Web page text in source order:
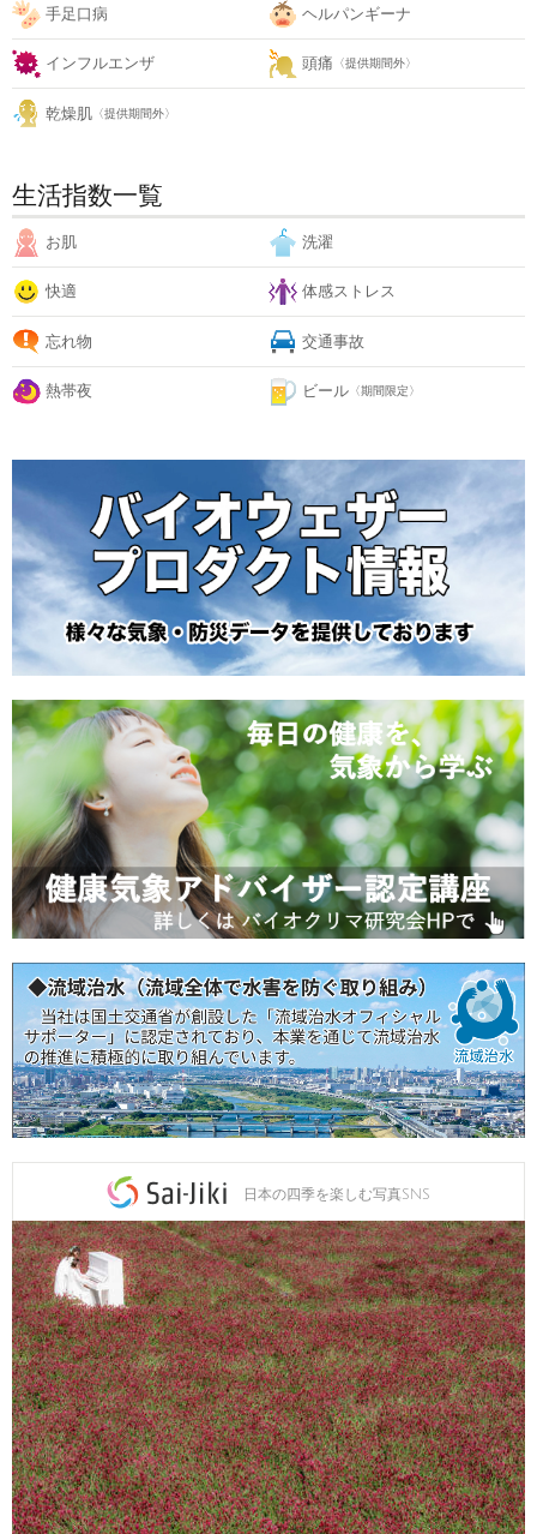
手足口病 ヘルパンギーナ
インフルエンザ 頭痛 〈提供期間外〉
乾燥肌 〈提供期間外〉
生活指数一覧
お肌 洗濯
快適 体感ストレス
忘れ物 交通事故
熱帯夜 ビール 〈期間限定〉
日本の四季を楽しむ写真SNS